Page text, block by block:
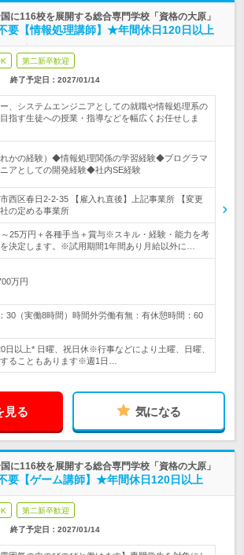
に116校を展開する総合専門学校「資格の大原」
要【情報処理講師】★年間休日120日以上
第二新卒歓迎
終了予定日： 2027/01/14
、システムエンジニアとしての就職や情報処理系の
指す生徒への授業・指導などを幅広くお任せしま
れかの経験）◆情報処理関係の学習経験◆プログラマ
アとしての開発経験◆社内SE経験
西区春日2-2-35 【雇入れ直後】上記事業所 【変更
の定める事業所
～25万円＋各種手当＋賞与※スキル・経験・能力を考
決定します。※試用期間1年間あり月給以外に…
万円
30（実働8時間）時間外労働有無：有休憩時間：60
日以上* 日曜、祝日休※行事などにより土曜、日曜、
ることもあります※週1日…
見る 気になる
に116校を展開する総合専門学校「資格の大原」
要【ゲーム講師】★年間休日120日以上
第二新卒歓迎
終了予定日： 2027/01/14